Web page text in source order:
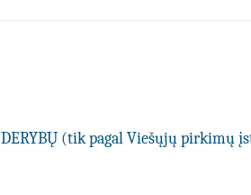
(tik pagal Viešųjų pirkimų